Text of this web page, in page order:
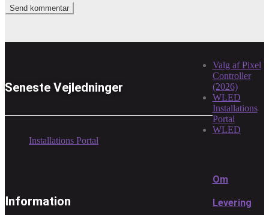
Seneste Vejledninger
Valg af Pixel
Controller
(2026)
WLED
Installations
Portal
WLED
Installations Portal
Information
Om
Levering